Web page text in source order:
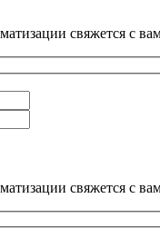
свяжется с
свяжется с